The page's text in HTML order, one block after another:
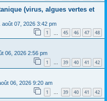
(virus, algues vertes et
août 07, 2026 3:42 pm
1 45 46 47 48
06, 2026 2:56 pm
1 … 39 40 41 42
06, 2026 9:20 am
1 … 39 40 41 42